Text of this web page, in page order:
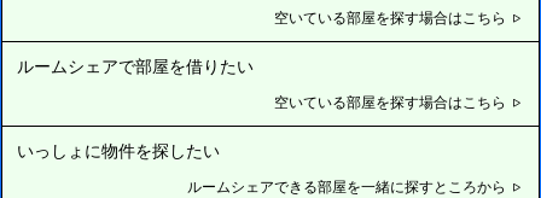
空いている部屋を探す場合はこちら
ルームシェアで部屋を借りたい
空いている部屋を探す場合はこちら
いっしょに物件を探したい
ルームシェアできる部屋を一緒に探すところから